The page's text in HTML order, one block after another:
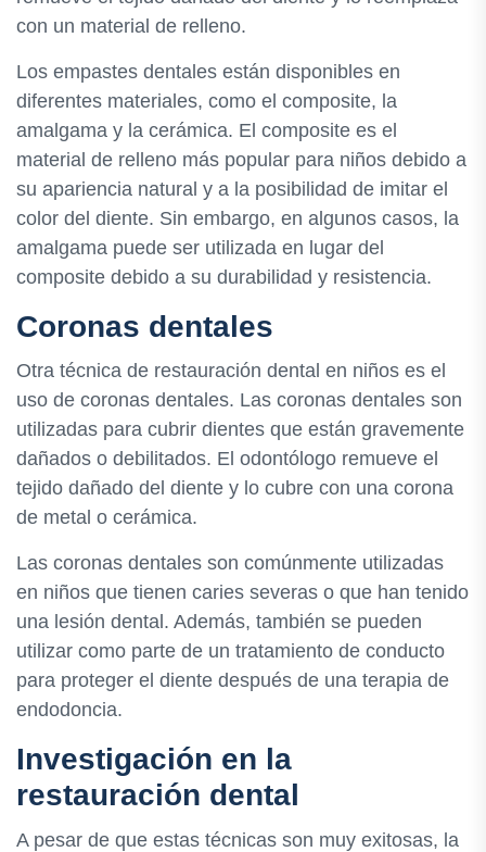
con un material de relleno.
Los empastes dentales están disponibles en
diferentes materiales, como el composite, la
amalgama y la cerámica. El composite es el
material de relleno más popular para niños debido a
su apariencia natural y a la posibilidad de imitar el
color del diente. Sin embargo, en algunos casos, la
amalgama puede ser utilizada en lugar del
composite debido a su durabilidad y resistencia.
Coronas dentales
Otra técnica de restauración dental en niños es el
uso de coronas dentales. Las coronas dentales son
utilizadas para cubrir dientes que están gravemente
dañados o debilitados. El odontólogo remueve el
tejido dañado del diente y lo cubre con una corona
de metal o cerámica.
Las coronas dentales son comúnmente utilizadas
en niños que tienen caries severas o que han tenido
una lesión dental. Además, también se pueden
utilizar como parte de un tratamiento de conducto
para proteger el diente después de una terapia de
endodoncia.
Investigación en la
restauración dental
A pesar de que estas técnicas son muy exitosas, la